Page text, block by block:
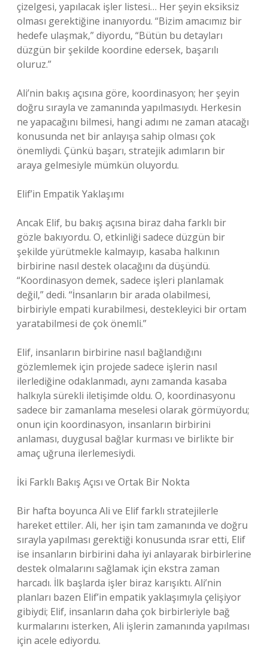
çizelgesi, yapılacak işler listesi… Her şeyin eksiksiz
olması gerektiğine inanıyordu. “Bizim amacımız bir
hedefe ulaşmak,” diyordu, “Bütün bu detayları
düzgün bir şekilde koordine edersek, başarılı
oluruz.”
Ali’nin bakış açısına göre, koordinasyon; her şeyin
doğru sırayla ve zamanında yapılmasıydı. Herkesin
ne yapacağını bilmesi, hangi adımı ne zaman atacağı
konusunda net bir anlayışa sahip olması çok
önemliydi. Çünkü başarı, stratejik adımların bir
araya gelmesiyle mümkün oluyordu.
Elif’in Empatik Yaklaşımı
Ancak Elif, bu bakış açısına biraz daha farklı bir
gözle bakıyordu. O, etkinliği sadece düzgün bir
şekilde yürütmekle kalmayıp, kasaba halkının
birbirine nasıl destek olacağını da düşündü.
“Koordinasyon demek, sadece işleri planlamak
değil,” dedi. “İnsanların bir arada olabilmesi,
birbiriyle empati kurabilmesi, destekleyici bir ortam
yaratabilmesi de çok önemli.”
Elif, insanların birbirine nasıl bağlandığını
gözlemlemek için projede sadece işlerin nasıl
ilerlediğine odaklanmadı, aynı zamanda kasaba
halkıyla sürekli iletişimde oldu. O, koordinasyonu
sadece bir zamanlama meselesi olarak görmüyordu;
onun için koordinasyon, insanların birbirini
anlaması, duygusal bağlar kurması ve birlikte bir
amaç uğruna ilerlemesiydi.
İki Farklı Bakış Açısı ve Ortak Bir Nokta
Bir hafta boyunca Ali ve Elif farklı stratejilerle
hareket ettiler. Ali, her işin tam zamanında ve doğru
sırayla yapılması gerektiği konusunda ısrar etti, Elif
ise insanların birbirini daha iyi anlayarak birbirlerine
destek olmalarını sağlamak için ekstra zaman
harcadı. İlk başlarda işler biraz karışıktı. Ali’nin
planları bazen Elif’in empatik yaklaşımıyla çelişiyor
gibiydi; Elif, insanların daha çok birbirleriyle bağ
kurmalarını isterken, Ali işlerin zamanında yapılması
için acele ediyordu.